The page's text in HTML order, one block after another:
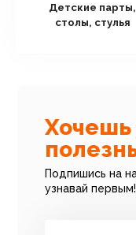
Детские парты,
столы, стулья
Хочешь
Подпишись на
узнавай первым!